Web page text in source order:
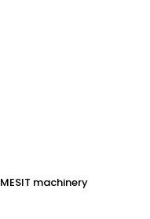
MESIT machinery